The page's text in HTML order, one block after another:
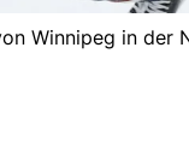
Winnipeg in der